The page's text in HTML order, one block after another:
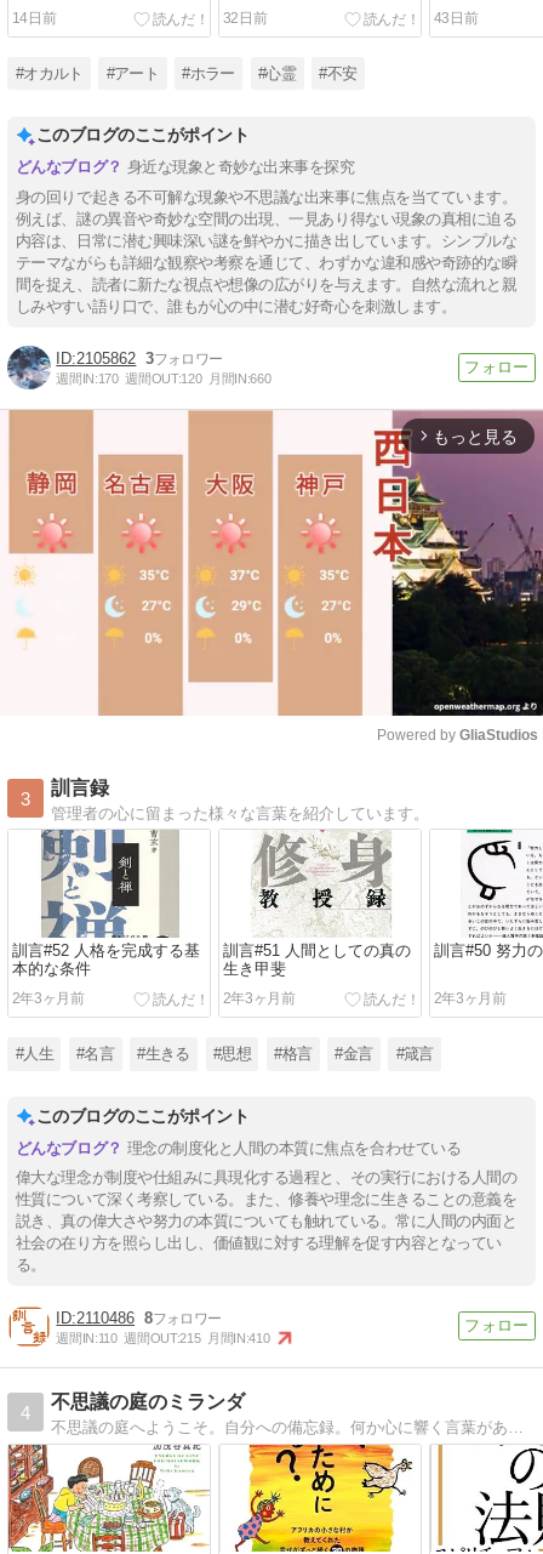
14日前
32日前
43日前
#オカルト #アート #ホラー #心霊 #不安
このブログのここがポイント
身近な現象と奇妙な出来事を探究
身の回りで起きる不可解な現象や不思議な出来事に焦点を当てています。
例えば、謎の異音や奇妙な空間の出現、一見あり得ない現象の真相に迫る
内容は、日常に潜む興味深い謎を鮮やかに描き出しています。シンプルな
テーマながらも詳細な観察や考察を通じて、わずかな違和感や奇跡的な瞬
間を捉え、読者に新たな視点や想像の広がりを与えます。自然な流れと親
しみやすい語り口で、誰もが心の中に潜む好奇心を刺激します。
2105862 3
週間IN:170 週間OUT:120 月間IN:660
arrow_forward_ios もっと見る
Powered by GliaStudios
3
訓言録
管理者の心に留まった様々な言葉を紹介しています。
訓言#52 人格を完成する基
本的な条件
2年3ヶ月前
訓言#51 人間としての真の
生き甲斐
2年3ヶ月前
訓言#50 努力
2年3ヶ月前
#人生 #名言 #生きる #思想 #格言 #金言 #箴言
このブログのここがポイント
理念の制度化と人間の本質に焦点を合わせている
偉大な理念が制度や仕組みに具現化する過程と、その実行における人間の
性質について深く考察している。また、修養や理念に生きることの意義を
説き、真の偉大さや努力の本質についても触れている。常に人間の内面と
社会の在り方を照らし出し、価値観に対する理解を促す内容となってい
る。
2110486 8
週間IN:110 週間OUT:215 月間IN:410
4
不思議の庭のミランダ